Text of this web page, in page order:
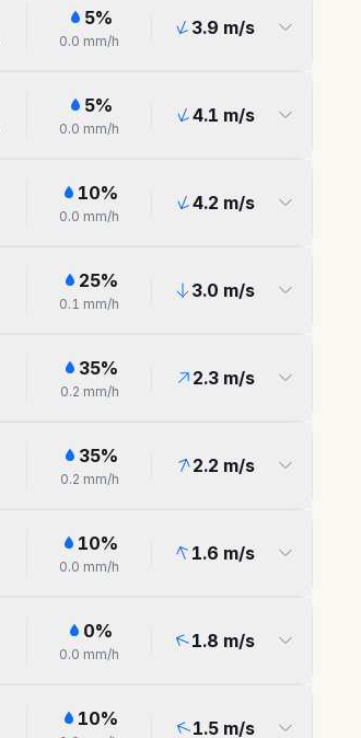
5%
0.0 mm/h
3.9 m/s
5%
0.0 mm/h
4.1 m/s
10%
0.0 mm/h
4.2 m/s
25%
0.1 mm/h
3.0 m/s
35%
0.2 mm/h
2.3m/s
35%
0.2 mm/h
2.2 m/s
10%
0.0 mm/h
1.6 m/s
0%
0.0 mm/h
1.8 m/s
10% 1.5m/s